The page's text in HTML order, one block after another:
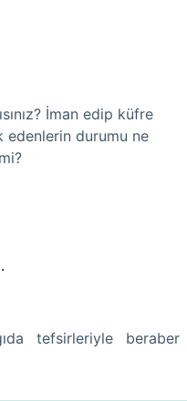
İman edip küfre
edenlerin durumu ne
tefsirleriyle beraber